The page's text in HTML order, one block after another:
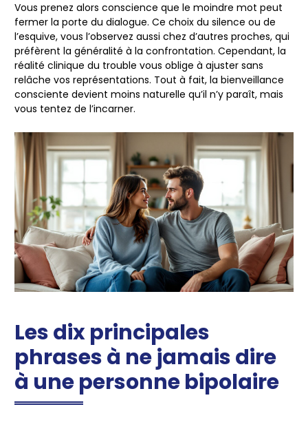
Vous prenez alors conscience que le moindre mot peut
fermer la porte du dialogue. Ce choix du silence ou de
l’esquive, vous l’observez aussi chez d’autres proches, qui
préfèrent la généralité à la confrontation. Cependant, la
réalité clinique du trouble vous oblige à ajuster sans
relâche vos représentations. Tout à fait, la bienveillance
consciente devient moins naturelle qu’il n’y paraît, mais
vous tentez de l’incarner.
Les dix principales
phrases à ne jamais dire
à une personne bipolaire